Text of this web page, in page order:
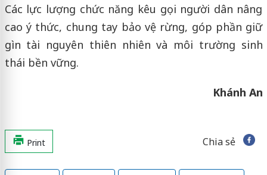
Các lực lượng chức năng kêu gọi người dân nâng
cao ý thức, chung tay bảo vệ rừng, góp phần giữ
gìn tài nguyên thiên nhiên và môi trường sinh
thái bền vững.
Khánh An
Print Chia sẻ